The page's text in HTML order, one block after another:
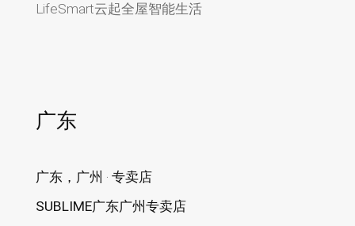
LifeSmart云起全屋智能生活
广东
广东，广州 · 专卖店
SUBLIME广东广州专卖店